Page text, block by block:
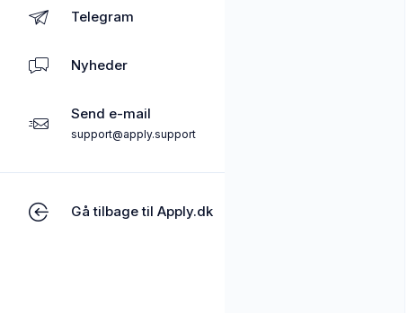
Telegram
Nyheder
Send e-mail
support@apply.support
Gå tilbage til Apply.dk